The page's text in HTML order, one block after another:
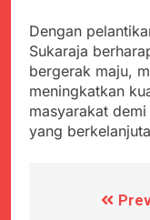
Dengan
Sukaraja
bergerak maju,
meningkatkan
masyarakat
yang
Navigasi